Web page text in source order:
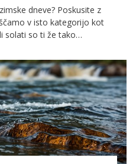
dneve? Poskusite z
v isto kategorijo kot
solati so ti že tako